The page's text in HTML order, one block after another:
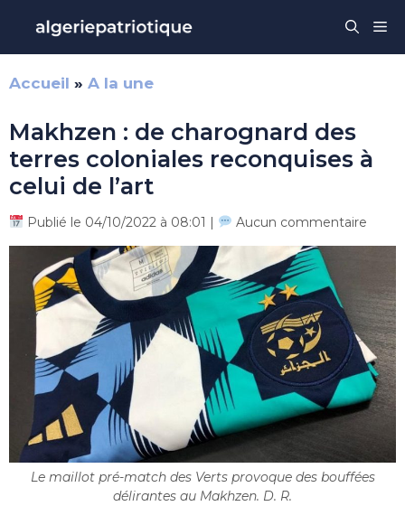
contenu
Accueil » A la une
Makhzen : de charognard des
terres coloniales reconquises à
celui de l’art
Publié le 04/10/2022 à 08:01 | Aucun commentaire
Le maillot pré-match des Verts provoque des bouffées
délirantes au Makhzen. D. R.